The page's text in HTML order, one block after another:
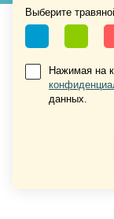
Выберите
Нажимая на
данных.